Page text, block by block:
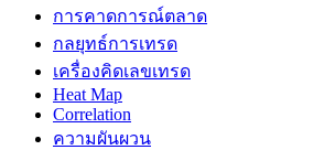
การคาดการณ์ตลาด
กลยุทธ์การเทรด
เครื่องคิดเลขเทรด
Heat Map
Correlation
ความผันผวน